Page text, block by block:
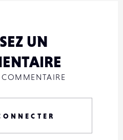
UN